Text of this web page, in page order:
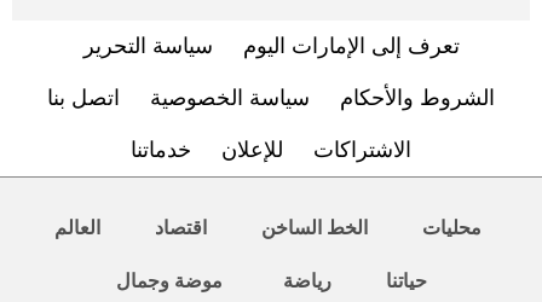
تعرف إلى الإمارات اليوم سياسة التحرير
الشروط والأحكام سياسة الخصوصية اتصل بنا
الاشتراكات للإعلان خدماتنا
محليات الخط الساخن اقتصاد العالم
حياتنا رياضة موضة وجمال